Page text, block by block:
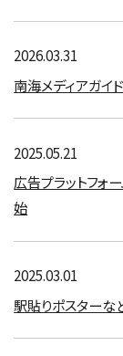
2026.03.31
南海メディアガイ
2025.05.21
広告プラットフォ
始
2025.03.01
駅貼りポスター